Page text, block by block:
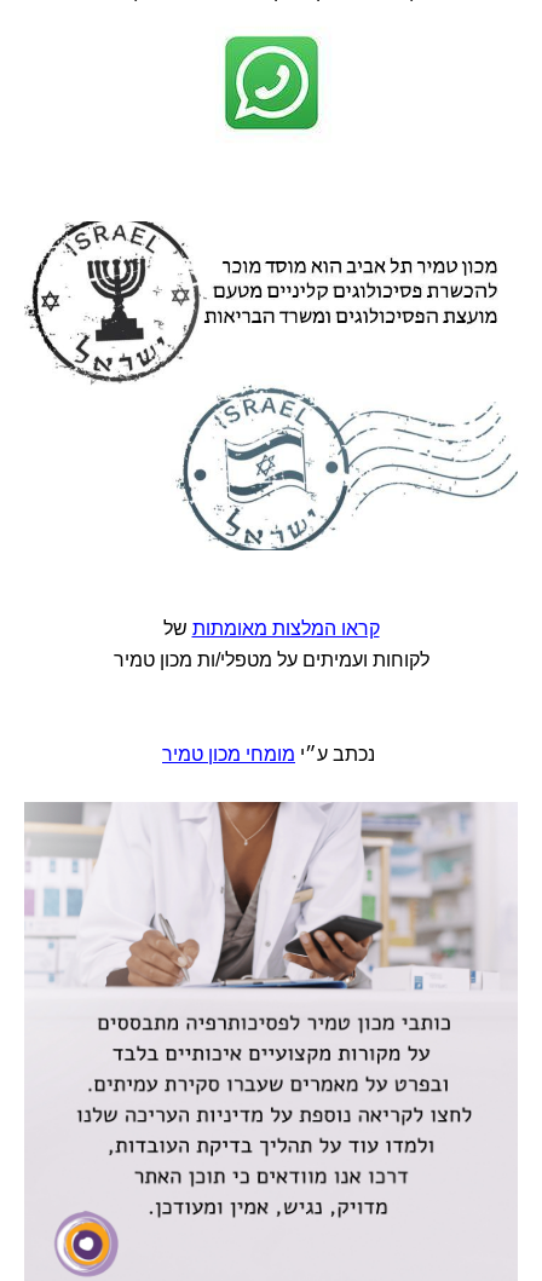
קראו המלצות מאומתות של
לקוחות ועמיתים על מטפלי/ות מכון טמיר
נכתב ע״י מומחי מכון טמיר